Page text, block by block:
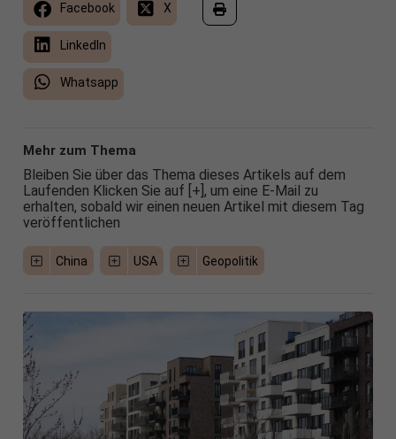
Facebook X
LinkedIn
Whatsapp
Mehr zum Thema
Bleiben Sie über das Thema dieses Artikels auf dem
Laufenden Klicken Sie auf [+], um eine E-Mail zu
erhalten, sobald wir einen neuen Artikel mit diesem Tag
veröffentlichen
China USA Geopolitik